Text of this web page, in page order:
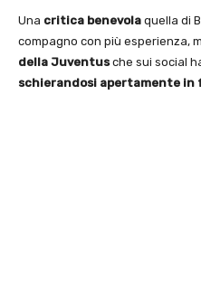
Una critica benevola quella di
compagno con più esperienza,
della Juventusche sui social
schierandosi apertamente in